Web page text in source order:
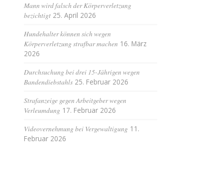
Mann wird falsch der Körperverletzung
bezichtigt 25. April 2026
Hundehalter können sich wegen
Körperverletzung strafbar machen 16. März
2026
Durchsuchung bei drei 15-Jährigen wegen
Bandendiebstahls 25. Februar 2026
Strafanzeige gegen Arbeitgeber wegen
Verleumdung 17. Februar 2026
Videovernehmung bei Vergewaltigung 11.
Februar 2026